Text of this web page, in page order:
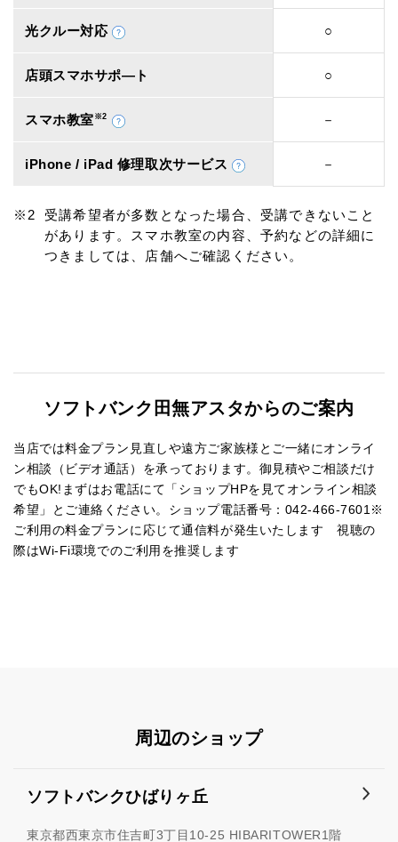
光クルー対応 ○
店頭スマホサポ―ト ○
スマホ教室 ※2 －
iPhone / iPad 修理取次サービス －
受講希望者が多数となった場合、受講できないこと
があります。スマホ教室の内容、予約などの詳細に
つきましては、店舗へご確認ください。
ソフトバンク田無アスタからのご案内
当店では料金プラン見直しや遠方ご家族様とご一緒にオンライ
ン相談（ビデオ通話）を承っております。御見積やご相談だけ
でもOK!まずはお電話にて「ショップHPを見てオンライン相談
希望」とご連絡ください。ショップ電話番号：042-466-7601※
ご利用の料金プランに応じて通信料が発生いたします 視聴の
際はWi-Fi環境でのご利用を推奨します
周辺のショップ
ソフトバンクひばりヶ丘
東京都西東京市住吉町3丁目10-25 HIBARITOWER1階